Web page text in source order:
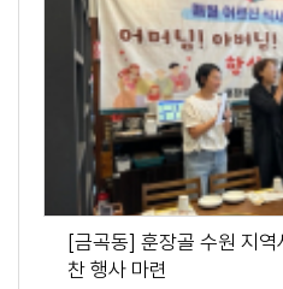
[금곡동] 훈장골 수원 지
찬 행사 마련